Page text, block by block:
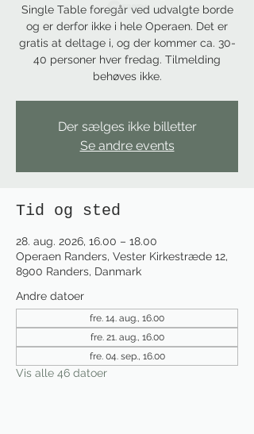
Single Table foregår ved udvalgte borde
og er derfor ikke i hele Operaen. Det er
gratis at deltage i, og der kommer ca. 30-
40 personer hver fredag. Tilmelding
behøves ikke.
Der sælges ikke billetter
Se andre events
Tid og sted
28. aug. 2026, 16.00 – 18.00
Operaen Randers, Vester Kirkestræde 12,
8900 Randers, Danmark
Andre datoer
fre. 14. aug., 16.00
fre. 21. aug., 16.00
fre. 04. sep., 16.00
Vis alle 46 datoer